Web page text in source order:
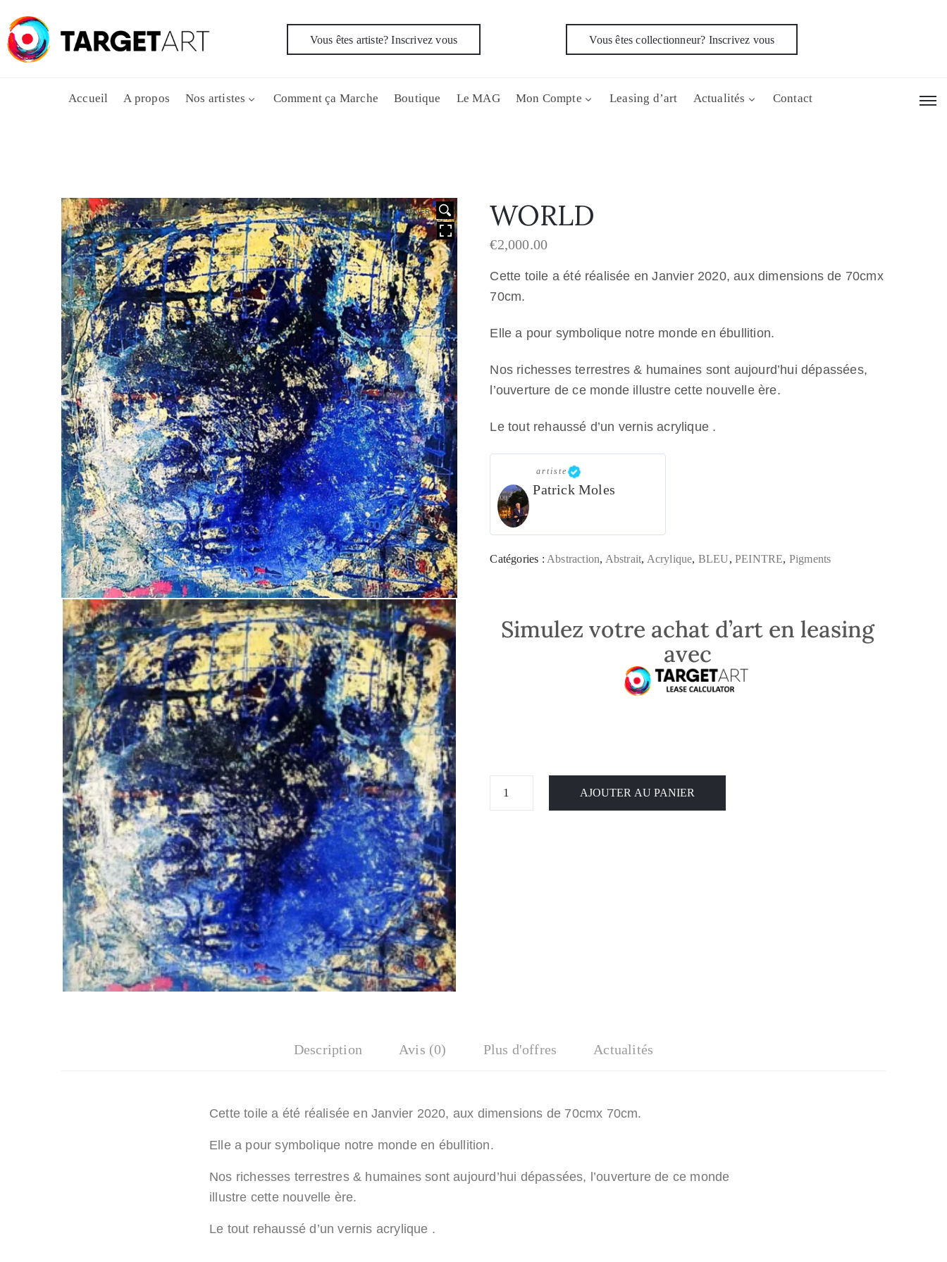
Vous êtes artiste? Inscrivez vous Vous êtes collectionneur? Inscrivez vous
Accueil A propos Nos artistes Comment ça Marche Boutique Le MAG Mon Compte Leasing d’art Actualités Contact
HOVER WORLD
€2,000.00
Cette toile a été réalisée en Janvier 2020, aux dimensions de 70cmx
70cm.
Elle a pour symbolique notre monde en ébullition.
Nos richesses terrestres & humaines sont aujourd’hui dépassées,
l’ouverture de ce monde illustre cette nouvelle ère.
Le tout rehaussé d’un vernis acrylique .
artiste
Patrick Moles
Catégories : Abstraction, Abstrait, Acrylique, BLEU,PEINTRE, Pigments
Simulez votre achat d’art en leasing
avec
AJOUTER AU PANIER
Description Avis (0) Plus d'offres Actualités
Cette toile a été réalisée en Janvier 2020, aux dimensions de 70cmx 70cm.
Elle a pour symbolique notre monde en ébullition.
Nos richesses terrestres & humaines sont aujourd’hui dépassées, l’ouverture de ce monde
illustre cette nouvelle ère.
Le tout rehaussé d’un vernis acrylique .